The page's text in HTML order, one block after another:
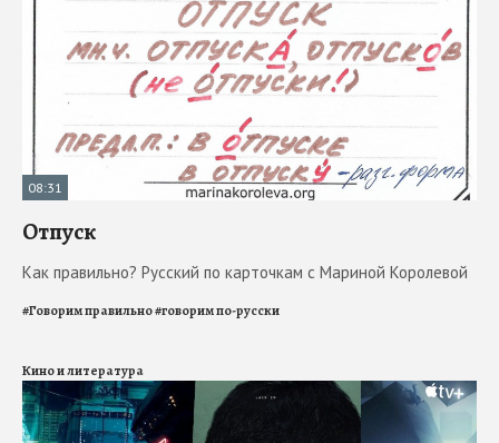
08:31
Отпуск
Как правильно? Русский по карточкам с Мариной Королевой
#Говорим правильно#говорим по-русски
Кино и литература